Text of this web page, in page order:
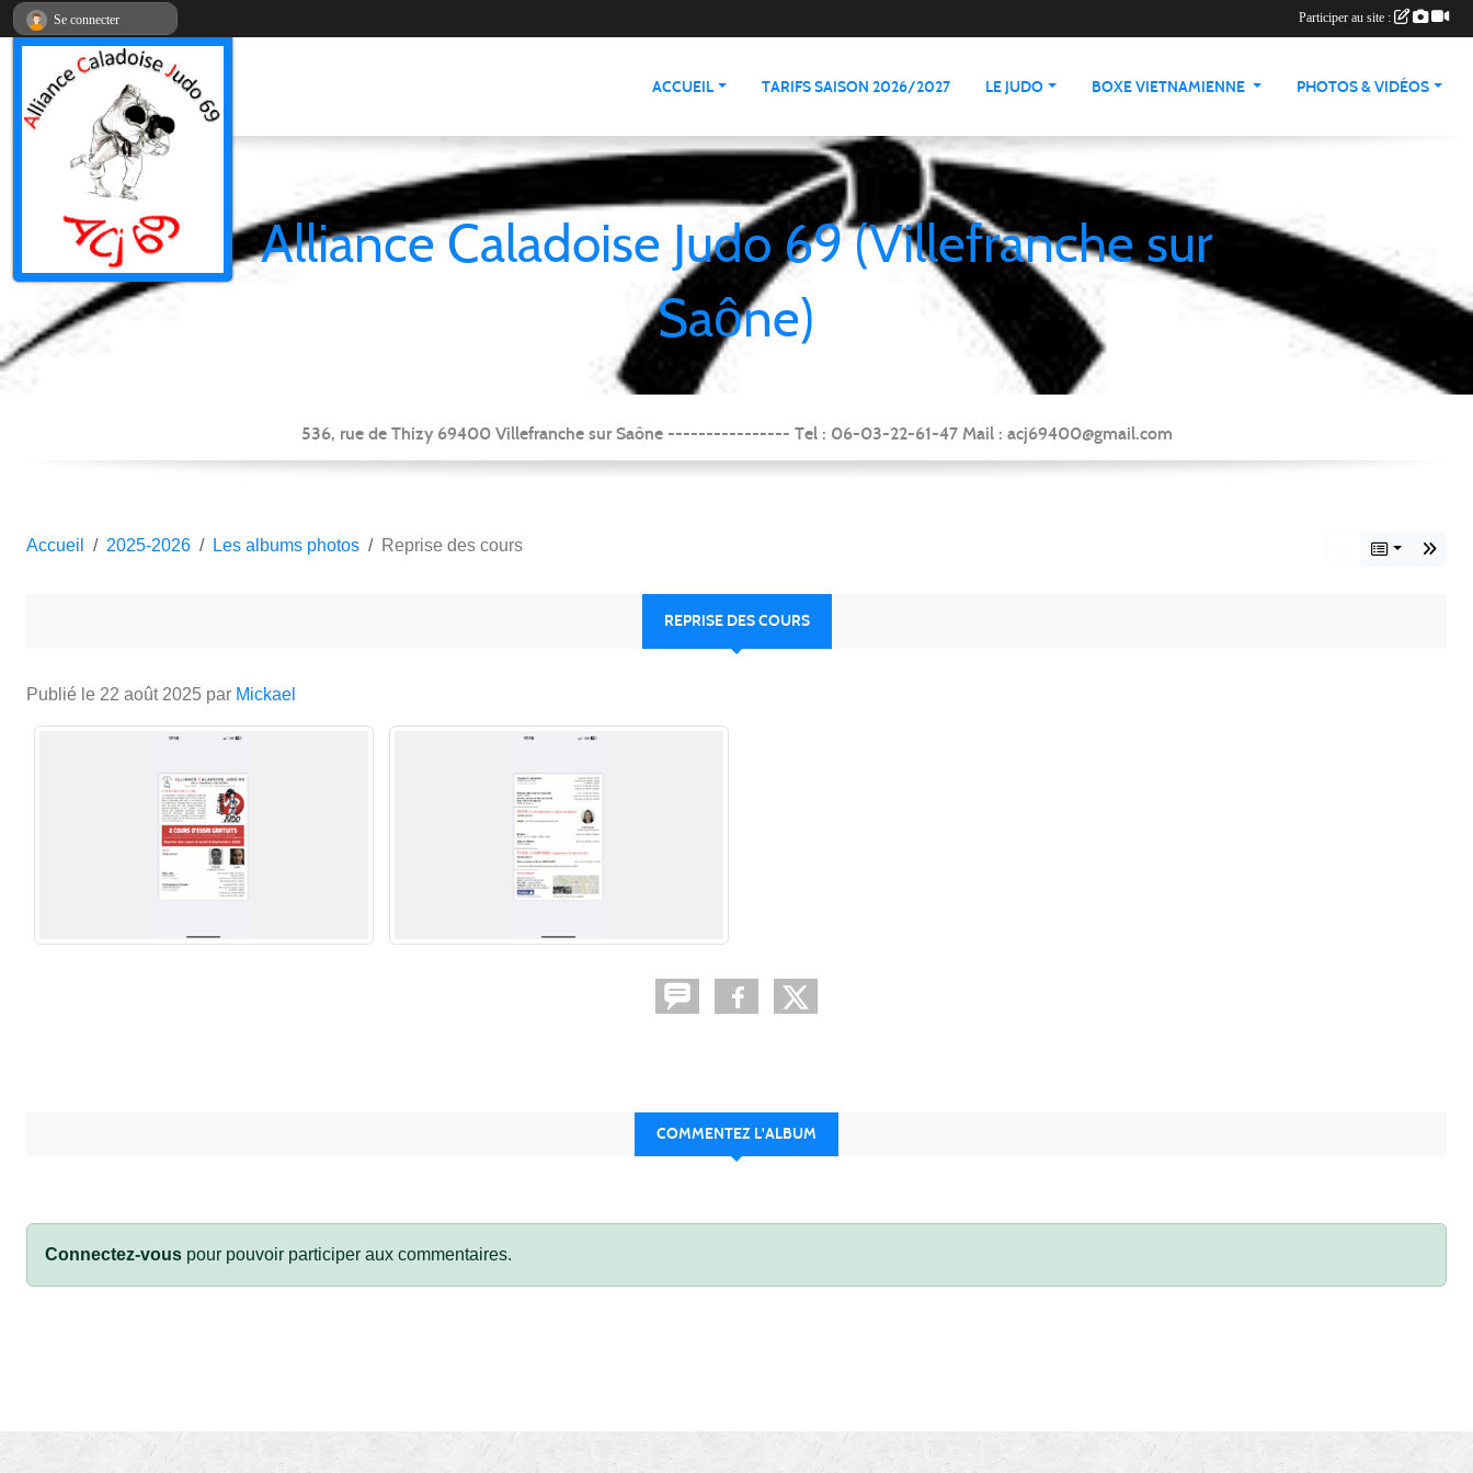
ACCUEIL TARIFS SAISON 2026/2027 LE JUDO BOXE VIETNAMIENNE PHOTOS & VIDÉOS
Alliance Caladoise Judo 69 (Villefranche sur
Saône)
536, rue de Thizy 69400 Villefranche sur Saône ---------------- Tel : 06-03-22-61-47 Mail : acj69400@gmail.com
Accueil 2025-2026 Les albums photos Reprise des cours
REPRISE DES COURS
Publié le 22 août 2025 par Mickael
COMMENTEZ L'ALBUM
Connectez-vous pour pouvoir participer aux commentaires.
Se connecter Participer au site :
Panneau de gestion des cookies